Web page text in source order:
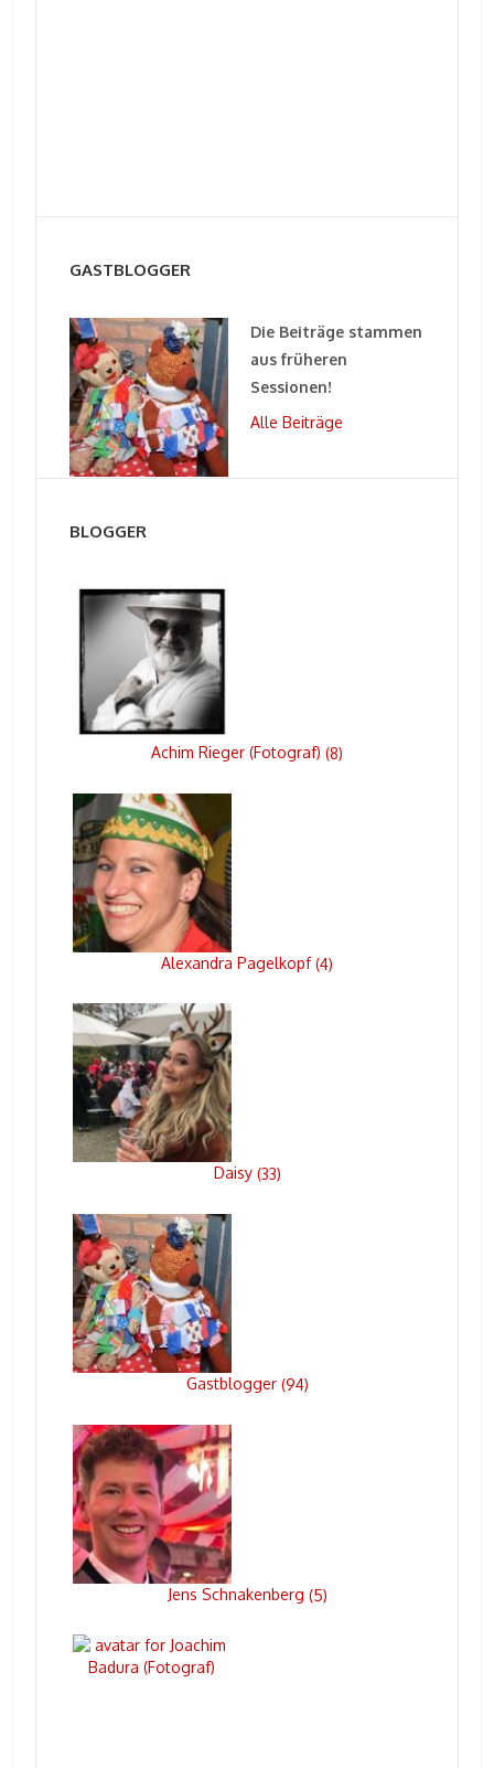
GASTBLOGGER
Die Beiträge stammen
aus früheren
Sessionen!
Alle Beiträge
BLOGGER
Achim Rieger (Fotograf) (8)
Alexandra Pagelkopf(4)
Daisy (33)
Gastblogger (94)
Jens Schnakenberg (5)